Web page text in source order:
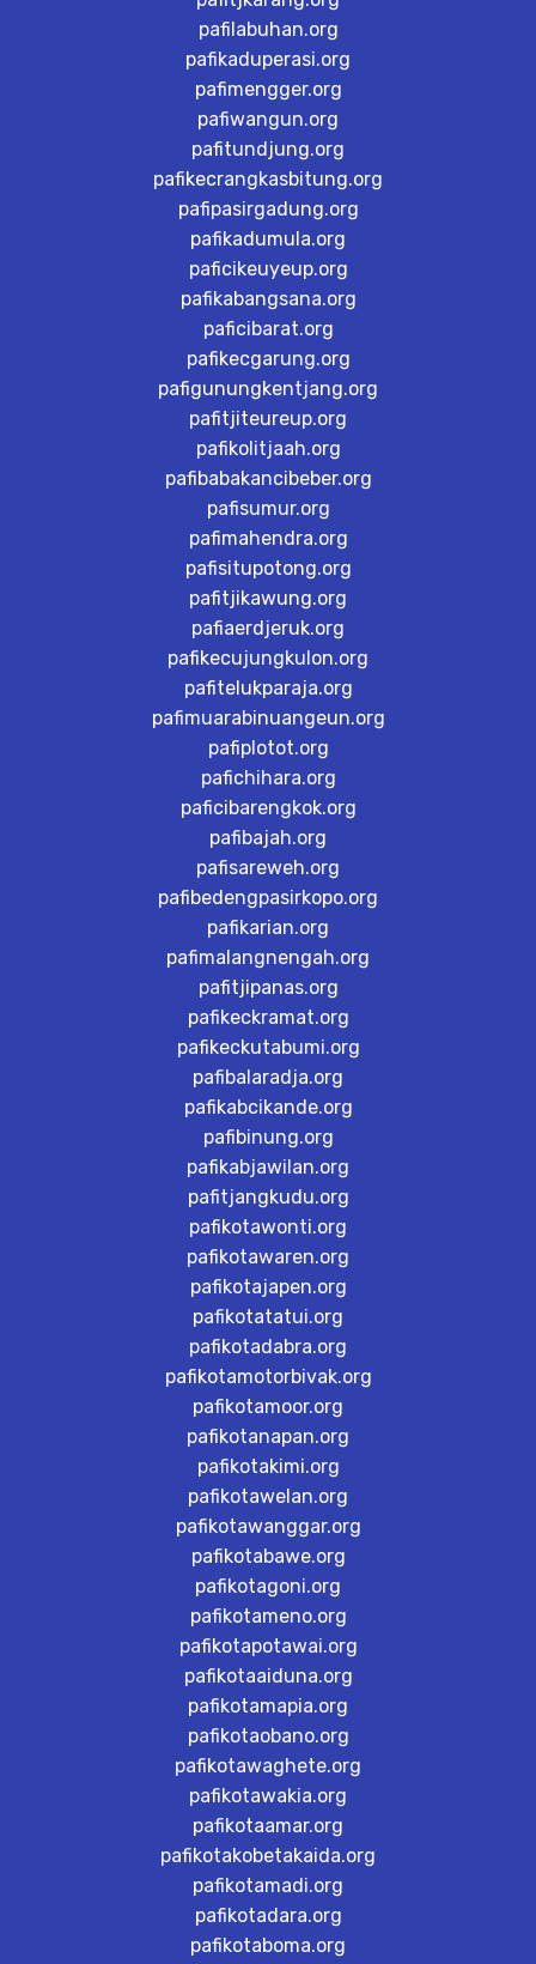
pafilabuhan.org
pafikaduperasi.org
pafimengger.org
pafiwangun.org
pafitundjung.org
pafikecrangkasbitung.org
pafipasirgadung.org
pafikadumula.org
paficikeuyeup.org
pafikabangsana.org
paficibarat.org
pafikecgarung.org
pafigunungkentjang.org
pafitjiteureup.org
pafikolitjaah.org
pafibabakancibeber.org
pafisumur.org
pafimahendra.org
pafisitupotong.org
pafitjikawung.org
pafiaerdjeruk.org
pafikecujungkulon.org
pafitelukparaja.org
pafimuarabinuangeun.org
pafiplotot.org
pafichihara.org
paficibarengkok.org
pafibajah.org
pafisareweh.org
pafibedengpasirkopo.org
pafikarian.org
pafimalangnengah.org
pafitjipanas.org
pafikeckramat.org
pafikeckutabumi.org
pafibalaradja.org
pafikabcikande.org
pafibinung.org
pafikabjawilan.org
pafitjangkudu.org
pafikotawonti.org
pafikotawaren.org
pafikotajapen.org
pafikotatatui.org
pafikotadabra.org
pafikotamotorbivak.org
pafikotamoor.org
pafikotanapan.org
pafikotakimi.org
pafikotawelan.org
pafikotawanggar.org
pafikotabawe.org
pafikotagoni.org
pafikotameno.org
pafikotapotawai.org
pafikotaaiduna.org
pafikotamapia.org
pafikotaobano.org
pafikotawaghete.org
pafikotawakia.org
pafikotaamar.org
pafikotakobetakaida.org
pafikotamadi.org
pafikotadara.org
pafikotaboma.org